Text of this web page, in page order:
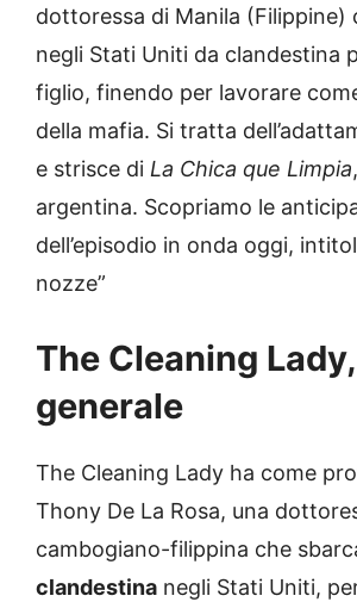
dottoressa di Manila (Filippine)
negli Stati Uniti da clandestina
figlio, finendo per lavorare
della mafia. Si tratta
e strisce di La Chica que Limpia
argentina. Scopriamo le
dell’episodio in onda oggi,
nozze”
The Cleaning Lady,
generale
The Cleaning Lady ha come
Thony De La Rosa, una
cambogiano-filippina che
clandestina negli Stati Uniti,